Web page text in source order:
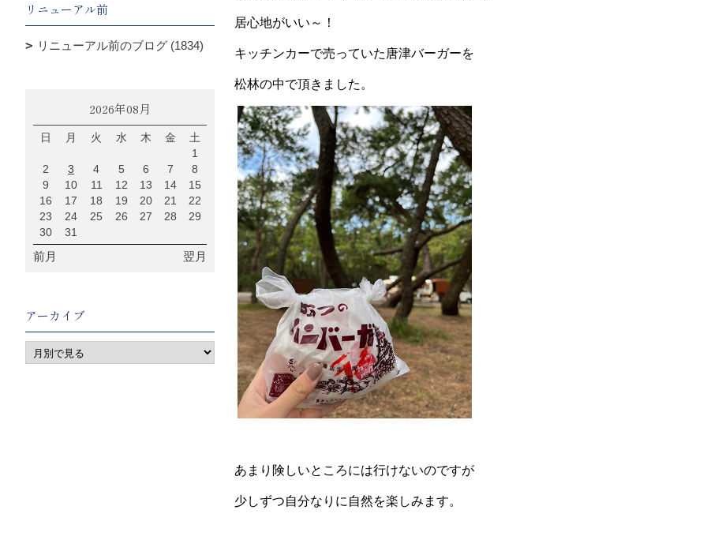
居心地がいい～！
キッチンカーで売っていた唐津バーガーを
松林の中で頂きました。
あまり険しいところには行けないのですが
少しずつ自分なりに自然を楽しみます。
リニューアル前
リニューアル前のブログ (1834)
2026年08月
日 月 火 水 木 金
土
1
2
3 4 5 6 7
8
9
10 11 12 13 14
15
16
17 18 19 20 21
22
23
24 25 26 27 28
29
30
31
前月 翌月
アーカイブ